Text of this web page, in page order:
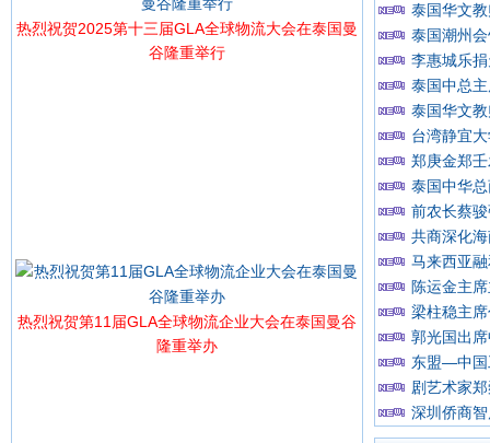
热烈祝贺2025第十三届GLA全球物流大会在泰国曼
谷隆重举行
热烈祝贺第11届GLA全球物流企业大会在泰国曼谷
隆重举办
泰国华文
泰国潮州
李惠城乐
泰国中总
泰国华文
台湾静宜
郑庚金郑
泰国中华
前农长蔡
共商深化
马来西亚
陈运金主
梁柱稳主
郭光国出
东盟—中国
剧艺术家
深圳侨商